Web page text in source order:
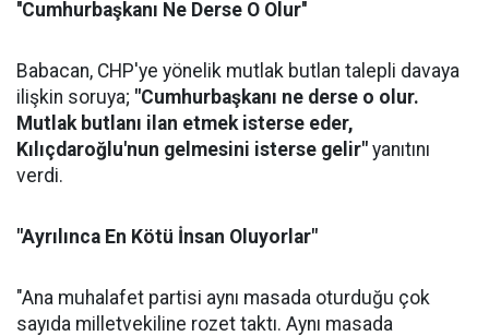
''Cumhurbaşkanı Ne Derse O Olur''
Babacan, CHP'ye yönelik mutlak butlan talepli davaya
ilişkin soruya; "Cumhurbaşkanı ne derse o olur.
Mutlak butlanı ilan etmek isterse eder,
Kılıçdaroğlu'nun gelmesini isterse gelir" yanıtını
verdi.
"Ayrılınca En Kötü İnsan Oluyorlar"
"Ana muhalafet partisi aynı masada oturduğu çok
sayıda milletvekiline rozet taktı. Aynı masada